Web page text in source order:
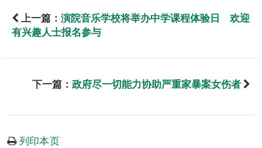
上一篇： 演院音乐学校将举办中学课程体验日 欢迎
有兴趣人士报名参与
下一篇： 政府尽一切能力协助严重家暴案女伤者
列印本页